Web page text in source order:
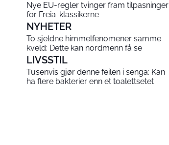
Nye EU-regler tvinger fram tilpasninger
for Freia-klassikerne
NYHETER
To sjeldne himmelfenomener samme
kveld: Dette kan nordmenn få se
LIVSSTIL
Tusenvis gjør denne feilen i senga: Kan
ha flere bakterier enn et toalettsetet